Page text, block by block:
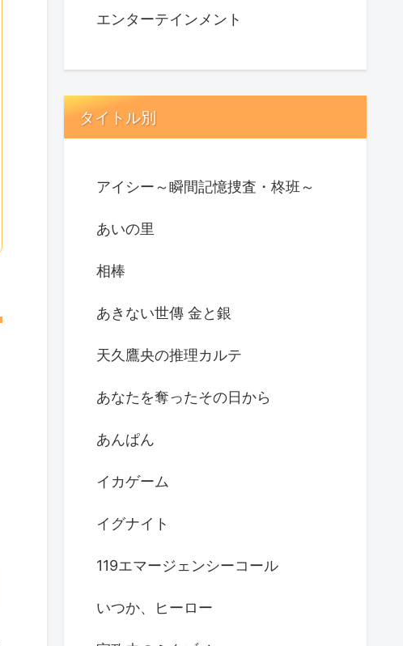
エンターテインメント
タイトル別
アイシー～瞬間記憶捜査・柊班～
あいの里
相棒
あきない世傳 金と銀
天久鷹央の推理カルテ
あなたを奪ったその日から
あんぱん
イカゲーム
イグナイト
119エマージェンシーコール
いつか、ヒーロー